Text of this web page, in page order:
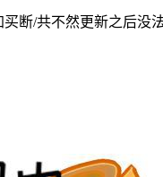
断/共不然更新之后没